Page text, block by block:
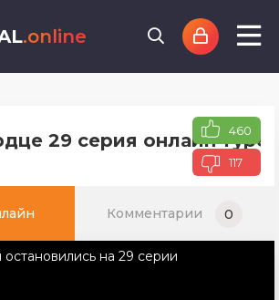
.online
29 серия онлайн 460
117
Комментарии 0
остановились на 29 серии